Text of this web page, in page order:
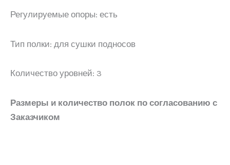
Регулируемые опоры: есть
Тип полки: для сушки подносов
Количество уровней: 3
Размеры и количество полок по согласованию с
Заказчиком